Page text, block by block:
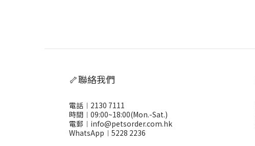
🦴聯絡我們
電話︱2130 7111
時間︱09:00~18:00(Mon.-Sat.)
電郵︱info@petsorder.com.hk
WhatsApp︱ 5228 2236